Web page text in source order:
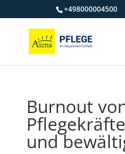
+498000004500
Burnout
und